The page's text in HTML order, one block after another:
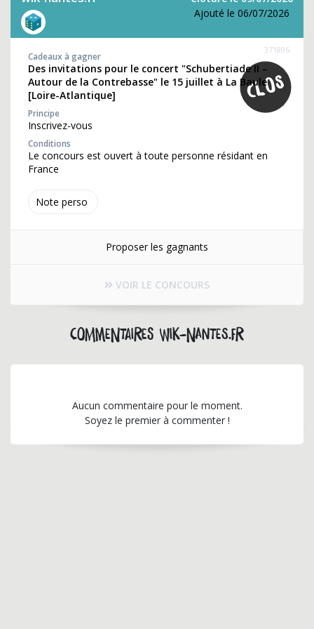
Ajouté le 06/07/2026
Note perso
371896
Cadeaux à gagner
Des invitations pour le concert "Schubertiade II –
Autour de la Contrebasse" le 15 juillet à La Baule
[Loire-Atlantique]
Principe
Inscrivez-vous
Conditions
Le concours est ouvert à toute personne résidant en
France
Proposer les gagnants
VOIR LE CONCOURS
Commentaires wik-nantes.fr
Aucun commentaire pour le moment.
Soyez le premier à commenter !